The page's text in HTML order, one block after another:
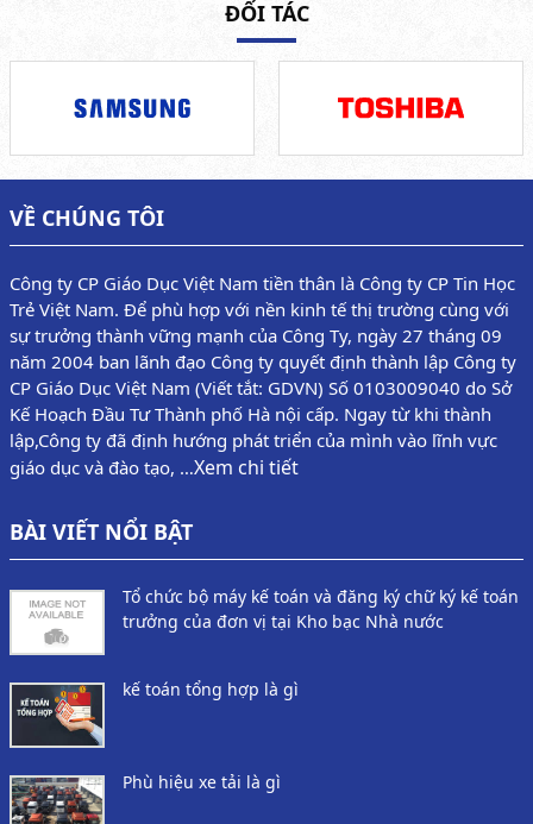
ĐỐI TÁC
VỀ CHÚNG TÔI
Công ty CP Giáo Dục Việt Nam tiền thân là Công ty CP Tin Học
Trẻ Việt Nam. Để phù hợp với nền kinh tế thị trường cùng với
sự trưởng thành vững mạnh của Công Ty, ngày 27 tháng 09
năm 2004 ban lãnh đạo Công ty quyết định thành lập Công ty
CP Giáo Dục Việt Nam (Viết tắt: GDVN) Số 0103009040 do Sở
Kế Hoạch Đầu Tư Thành phố Hà nội cấp. Ngay từ khi thành
lập,Công ty đã định hướng phát triển của mình vào lĩnh vực
giáo dục và đào tạo, …Xem chi tiết
BÀI VIẾT NỔI BẬT
Tổ chức bộ máy kế toán và đăng ký chữ ký kế toán
trưởng của đơn vị tại Kho bạc Nhà nước
kế toán tổng hợp là gì
Phù hiệu xe tải là gì